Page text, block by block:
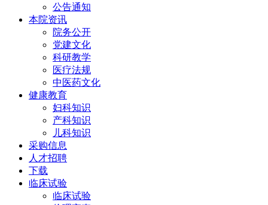
公告通知
本院资讯
院务公开
党建文化
科研教学
医疗法规
中医药文化
健康教育
妇科知识
产科知识
儿科知识
采购信息
人才招聘
下载
临床试验
临床试验